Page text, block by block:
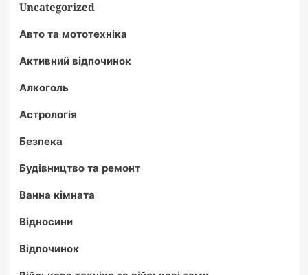
Uncategorized
Авто та мототехніка
Активний відпочинок
Алкоголь
Астрологія
Безпека
Будівництво та ремонт
Ванна кімната
Відносини
Відпочинок